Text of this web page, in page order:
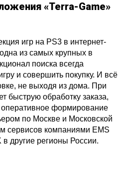
«Terra-Game»
игр на PS3 в интернет-
из самых крупных в
поиска всегда
и совершить покупку. И всё
не выходя из дома. При
быструю обработку заказа,
оперативное формирование
по Москве и Московской
сервисов компаниями EMS
другие регионы России.